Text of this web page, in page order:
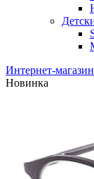
Интернет-магазин
Новинка